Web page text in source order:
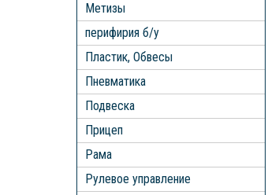
Метизы
перифирия б/у
Пластик, Обвесы
Пневматика
Подвеска
Прицеп
Рама
Рулевое управление